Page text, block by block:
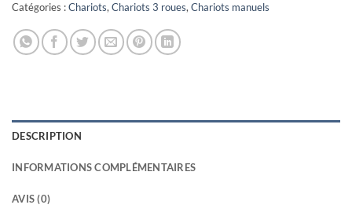
Catégories :Chariots,Chariots 3 roues,Chariots manuels
DESCRIPTION
INFORMATIONS COMPLÉMENTAIRES
AVIS (0)